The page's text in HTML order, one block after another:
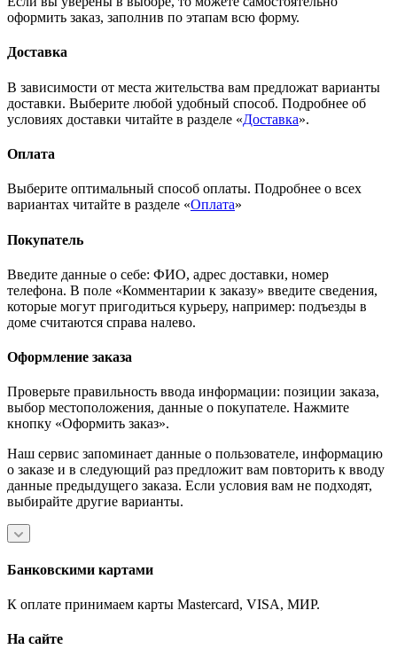
оформить заказ, заполнив по этапам всю форму.
Доставка
В зависимости от места жительства вам предложат варианты
доставки. Выберите любой удобный способ. Подробнее об
условиях доставки читайте в разделе «Доставка».
Оплата
Выберите оптимальный способ оплаты. Подробнее о всех
вариантах читайте в разделе «Оплата»
Покупатель
Введите данные о себе: ФИО, адрес доставки, номер
телефона. В поле «Комментарии к заказу» введите сведения,
которые могут пригодиться курьеру, например: подъезды в
доме считаются справа налево.
Оформление заказа
Проверьте правильность ввода информации: позиции заказа,
выбор местоположения, данные о покупателе. Нажмите
кнопку «Оформить заказ».
Наш сервис запоминает данные о пользователе, информацию
о заказе и в следующий раз предложит вам повторить к вводу
данные предыдущего заказа. Если условия вам не подходят,
выбирайте другие варианты.
Банковскими картами
К оплате принимаем карты Mastercard, VISA, МИР.
На сайте